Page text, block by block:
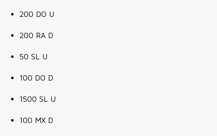
200 DO U
200 RA D
50 SL U
100 DO D
1500 SL U
100 MX D